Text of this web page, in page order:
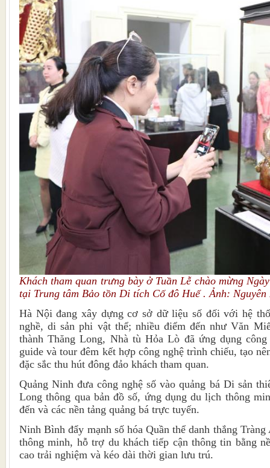
Khách tham quan trưng bày ở Tuần Lễ chào mừng
tại Trung tâm Bảo tồn Di tích Cố đô Huế . Ảnh: Nguyên
Hà Nội đang xây dựng cơ sở dữ liệu số đối với hệ
nghề, di sản phi vật thể; nhiều điểm đến như Văn
thành Thăng Long, Nhà tù Hỏa Lò đã ứng dụng
guide và tour đêm kết hợp công nghệ trình chiếu, tạo
đặc sắc thu hút đông đảo khách tham quan.
Quảng Ninh đưa công nghệ số vào quảng bá Di sản
Long thông qua bản đồ số, ứng dụng du lịch thông
đến và các nền tảng quảng bá trực tuyến.
Ninh Bình đẩy mạnh số hóa Quần thể danh thắng
thông minh, hỗ trợ du khách tiếp cận thông tin bằng
cao trải nghiệm và kéo dài thời gian lưu trú.